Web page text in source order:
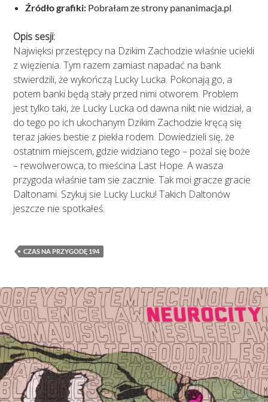
Źródło grafiki: Pobrałam ze strony pananimacja.pl
Opis sesji:
Najwięksi przestępcy na Dzikim Zachodzie właśnie uciekli
z więzienia. Tym razem zamiast napadać na bank
stwierdzili, że wykończą Lucky Lucka. Pokonają go, a
potem banki będą stały przed nimi otworem. Problem
jest tylko taki, że Lucky Lucka od dawna nikt nie widział, a
do tego po ich ukochanym Dzikim Zachodzie kręcą się
teraz jakies bestie z piekła rodem. Dowiedzieli się, że
ostatnim miejscem, gdzie widziano tego – pożal się boże
– rewolwerowca, to mieścina Last Hope. A wasza
przygoda właśnie tam sie zacznie. Tak moi gracze gracie
Daltonami. Szykuj sie Lucky Lucku! Takich Daltonów
jeszcze nie spotkałeś.
CZAS NA PRZYGODĘ 194